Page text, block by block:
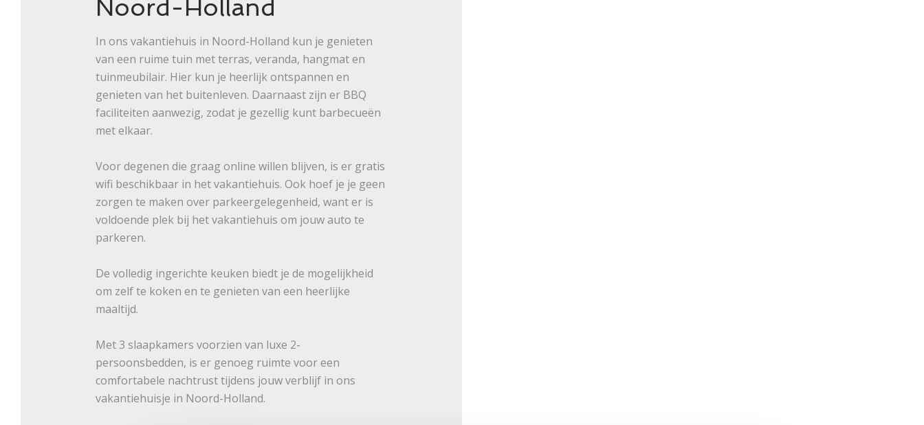
Noord-Holland
In ons vakantiehuis in Noord-Holland kun je genieten
van een ruime tuin met terras, veranda, hangmat en
tuinmeubilair. Hier kun je heerlijk ontspannen en
genieten van het buitenleven. Daarnaast zijn er BBQ
faciliteiten aanwezig, zodat je gezellig kunt barbecueën
met elkaar.
Voor degenen die graag online willen blijven, is er gratis
wifi beschikbaar in het vakantiehuis. Ook hoef je je geen
zorgen te maken over parkeergelegenheid, want er is
voldoende plek bij het vakantiehuis om jouw auto te
parkeren.
De volledig ingerichte keuken biedt je de mogelijkheid
om zelf te koken en te genieten van een heerlijke
maaltijd.
Met 3 slaapkamers voorzien van luxe 2-
persoonsbedden, is er genoeg ruimte voor een
comfortabele nachtrust tijdens jouw verblijf in ons
vakantiehuisje in Noord-Holland.